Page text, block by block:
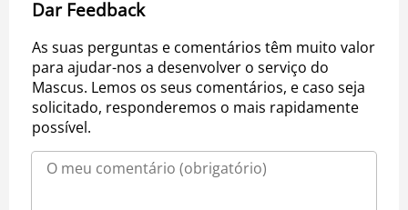
Dar Feedback
As suas perguntas e comentários têm muito valor
para ajudar-nos a desenvolver o serviço do
Mascus. Lemos os seus comentários, e caso seja
solicitado, responderemos o mais rapidamente
possível.